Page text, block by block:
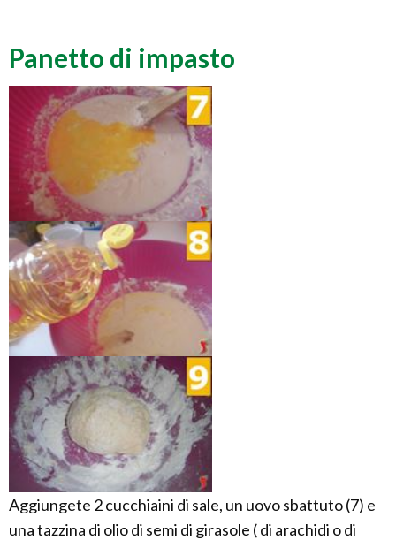
Panetto di impasto
Aggiungete 2 cucchiaini di sale, un uovo sbattuto (7) e
una tazzina di olio di semi di girasole ( di arachidi o di